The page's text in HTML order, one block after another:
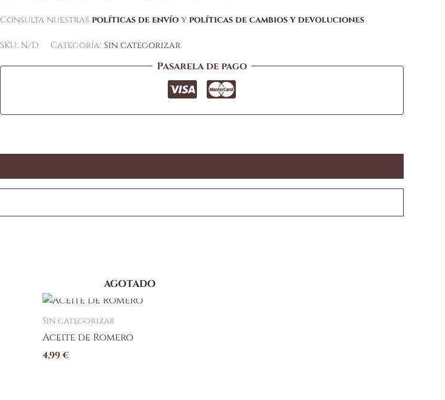
Consulta nuestras políticas de envíoy políticas de cambios y devoluciones
SKU: N/D Categoría: Sin categorizar
Pasarela de pago
AGOTADO
Sin categorizar
Aceite de Romero
4,99€